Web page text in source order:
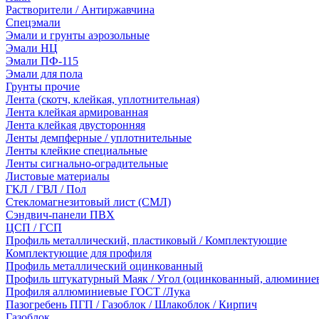
Растворители / Антиржавчина
Спецэмали
Эмали и грунты аэрозольные
Эмали НЦ
Эмали ПФ-115
Эмали для пола
Грунты прочие
Лента (скотч, клейкая, уплотнительная)
Лента клейкая армированная
Лента клейкая двусторонняя
Ленты демпферные / уплотнительные
Ленты клейкие специальные
Ленты сигнально-оградительные
Листовые материалы
ГКЛ / ГВЛ / Пол
Стекломагнезитовый лист (СМЛ)
Сэндвич-панели ПВХ
ЦСП / ГСП
Профиль металлический, пластиковый / Комплектующие
Комплектующие для профиля
Профиль металлический оцинкованный
Профиль штукатурный Маяк / Угол (оцинкованный,
Профиля аллюминиевые ГОСТ /Лука
Пазогребень ПГП / Газоблок / Шлакоблок / Кирпич